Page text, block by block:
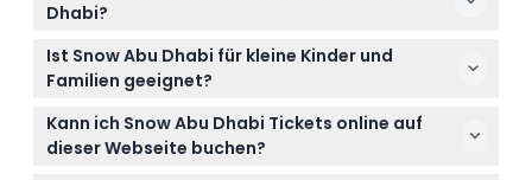
Dhabi?
Snow Abu Dhabi ist von Sonntag bis Donnerstag von
10:00 bis 22:00 Uhr geöffnet und freitags und
samstags von 10:00 bis 23:59 Uhr (Änderungen
vorbehalten – bitte bei der Buchung bestätigen).
Ist Snow Abu Dhabi für kleine Kinder und
Familien geeignet?
Kinder unter 2 Jahren sind aus Sicherheitsgründen
nicht erlaubt. Kinder unter 14 Jahren müssen von
Kann ich Snow Abu Dhabi Tickets online auf
dieser Webseite buchen?